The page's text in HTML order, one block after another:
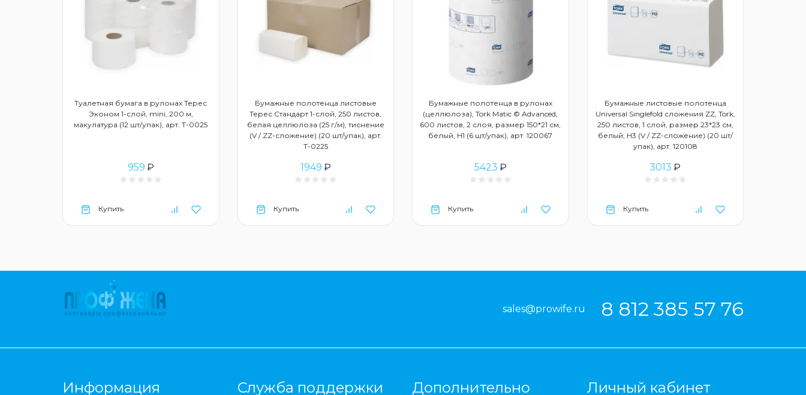
Туалетная бумага в рулонах Терес
Эконом 1-слой, mini, 200 м,
макулатура (12 шт/упак), арт. Т-0025
959 ₽
Купить
Бумажные полотенца листовые
Терес Стандарт 1-слой, 250 листов,
белая целлюлоза (25 г/м), тиснение
(V / ZZ-сложение) (20 шт/упак), арт.
Т-0225
1949 ₽
Купить
Бумажные полотенца в рулонах
(целлюлоза), Tork Matic © Advanced,
600 листов, 2 слоя, размер 150*21 см,
белый, Н1 (6 шт/упак), арт. 120067
5423 ₽
Купить
Бумажные листовые полотенца
Universal Singlefold сложения ZZ, Tork,
250 листов, 1 слой, размер 23*23 см,
белый, Н3 (V / ZZ-сложение) (20 шт/
упак), арт. 120108
3013 ₽
Купить
sales@prowife.ru 8 812 385 57 76
Информация Служба поддержки Дополнительно Личный кабинет